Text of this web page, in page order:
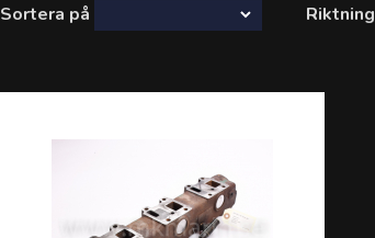
Sortera på Riktning